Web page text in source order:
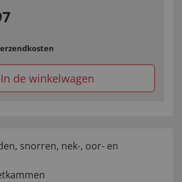
In de winkelwagen
snorren, nek-, oor- en